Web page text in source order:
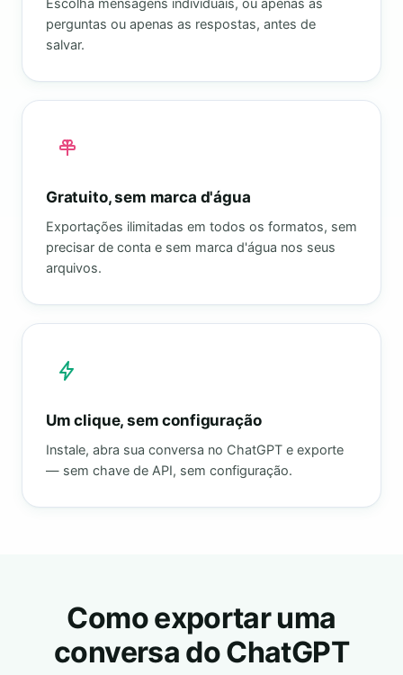
Escolha mensagens individuais, ou apenas as
perguntas ou apenas as respostas, antes de
salvar.
Gratuito, sem marca d'água
Exportações ilimitadas em todos os formatos, sem
precisar de conta e sem marca d'água nos seus
arquivos.
Um clique, sem configuração
Instale, abra sua conversa no ChatGPT e exporte
— sem chave de API, sem configuração.
Como exportar uma
conversa do ChatGPT